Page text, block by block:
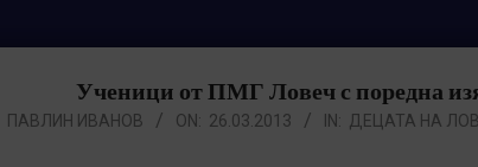
Ученици от ПМГ Ловеч с поредна
ПАВЛИН ИВАНОВ ON: 26.03.2013 IN: ДЕЦАТА НА